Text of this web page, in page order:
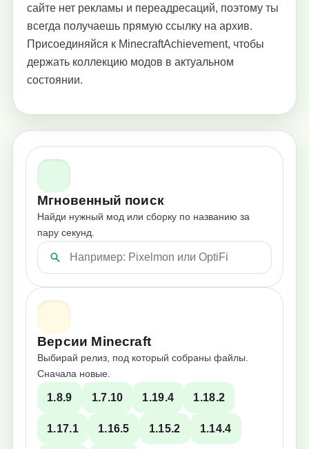
сайте нет рекламы и переадресаций, поэтому ты
всегда получаешь прямую ссылку на архив.
Присоединяйся к MinecraftAchievement, чтобы
держать коллекцию модов в актуальном
состоянии.
Мгновенный поиск
Найди нужный мод или сборку по названию за
пару секунд.
Версии Minecraft
Выбирай релиз, под который собраны файлы.
Сначала новые.
1.8.9 1.7.10 1.19.4 1.18.2
1.17.1 1.16.5 1.15.2 1.14.4